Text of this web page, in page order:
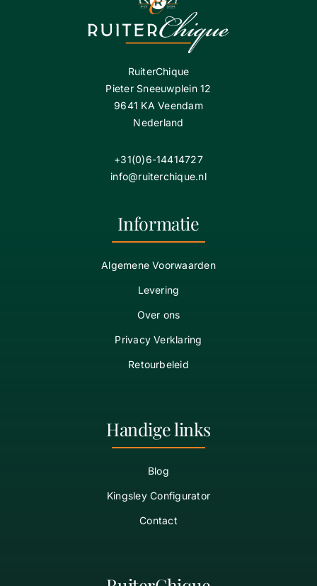
RuiterChique
Pieter Sneeuwplein 12
9641 KA Veendam
Nederland
+31(0)6-14414727
info@ruiterchique.nl
Informatie
Algemene Voorwaarden
Levering
Over ons
Privacy Verklaring
Retourbeleid
Handige links
Blog
Kingsley Configurator
Contact